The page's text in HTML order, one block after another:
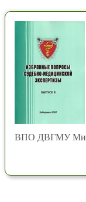
ВПО ДВГМУ